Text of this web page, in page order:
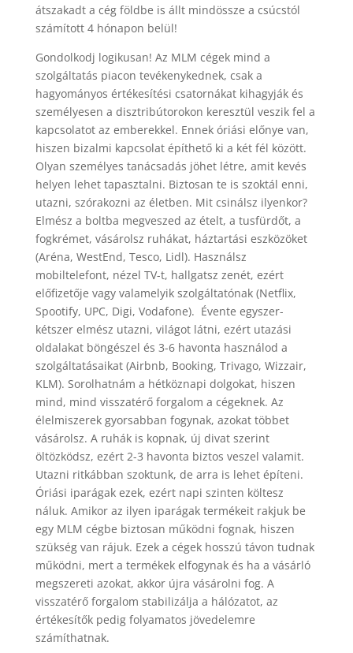
átszakadt a cég földbe is állt mindössze a csúcstól
számított 4 hónapon belül!
Gondolkodj logikusan! Az MLM cégek mind a
szolgáltatás piacon tevékenykednek, csak a
hagyományos értékesítési csatornákat kihagyják és
személyesen a disztribútorokon keresztül veszik fel a
kapcsolatot az emberekkel. Ennek óriási előnye van,
hiszen bizalmi kapcsolat építhető ki a két fél között.
Olyan személyes tanácsadás jöhet létre, amit kevés
helyen lehet tapasztalni. Biztosan te is szoktál enni,
utazni, szórakozni az életben. Mit csinálsz ilyenkor?
Elmész a boltba megveszed az ételt, a tusfürdőt, a
fogkrémet, vásárolsz ruhákat, háztartási eszközöket
(Aréna, WestEnd, Tesco, Lidl). Használsz
mobiltelefont, nézel TV-t, hallgatsz zenét, ezért
előfizetője vagy valamelyik szolgáltatónak (Netflix,
Spootify, UPC, Digi, Vodafone). Évente egyszer-
kétszer elmész utazni, világot látni, ezért utazási
oldalakat böngészel és 3-6 havonta használod a
szolgáltatásaikat (Airbnb, Booking, Trivago, Wizzair,
KLM). Sorolhatnám a hétköznapi dolgokat, hiszen
mind, mind visszatérő forgalom a cégeknek. Az
élelmiszerek gyorsabban fogynak, azokat többet
vásárolsz. A ruhák is kopnak, új divat szerint
öltözködsz, ezért 2-3 havonta biztos veszel valamit.
Utazni ritkábban szoktunk, de arra is lehet építeni.
Óriási iparágak ezek, ezért napi szinten költesz
náluk. Amikor az ilyen iparágak termékeit rakjuk be
egy MLM cégbe biztosan működni fognak, hiszen
szükség van rájuk. Ezek a cégek hosszú távon tudnak
működni, mert a termékek elfogynak és ha a vásárló
megszereti azokat, akkor újra vásárolni fog. A
visszatérő forgalom stabilizálja a hálózatot, az
értékesítők pedig folyamatos jövedelemre
számíthatnak.